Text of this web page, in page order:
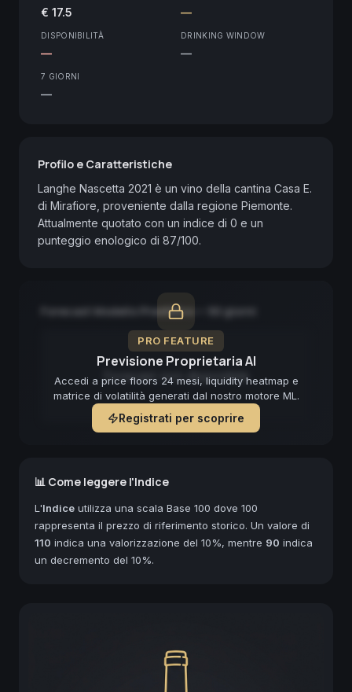
€ 17.5 —
DISPONIBILITÀ
—
DRINKING WINDOW
—
7 GIORNI
—
Profilo e Caratteristiche
Langhe Nascetta 2021 è un vino della cantina Casa E.
di Mirafiore, proveniente dalla regione Piemonte.
Attualmente quotato con un indice di 0 e un
punteggio enologico di 87/100.
PRO FEATURE
Previsione Proprietaria AI
Accedi a price floors 24 mesi, liquidity heatmap e
matrice di volatilità generati dal nostro motore ML.
Registrati per scoprire
Forecast Modello Predittivo — 90 giorni
Forecast non disponibile
📊 Come leggere l'Indice
L'Indice utilizza una scala Base 100 dove 100
rappresenta il prezzo di riferimento storico. Un valore di
110 indica una valorizzazione del 10%, mentre 90 indica
un decremento del 10%.